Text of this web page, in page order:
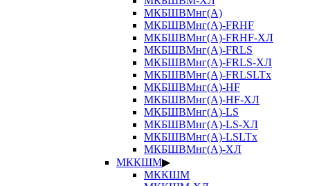
МКБШВМнг(А)
МКБШВМнг(А)-FRHF
МКБШВМнг(А)-FRHF-ХЛ
МКБШВМнг(А)-FRLS
МКБШВМнг(А)-FRLS-ХЛ
МКБШВМнг(А)-FRLSLTx
МКБШВМнг(А)-HF
МКБШВМнг(А)-HF-ХЛ
МКБШВМнг(А)-LS
МКБШВМнг(А)-LS-ХЛ
МКБШВМнг(А)-LSLTx
МКБШВМнг(А)-ХЛ
МККШМ▶
МККШМ